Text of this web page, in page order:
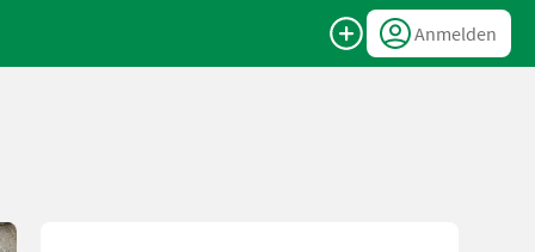
Anmelden